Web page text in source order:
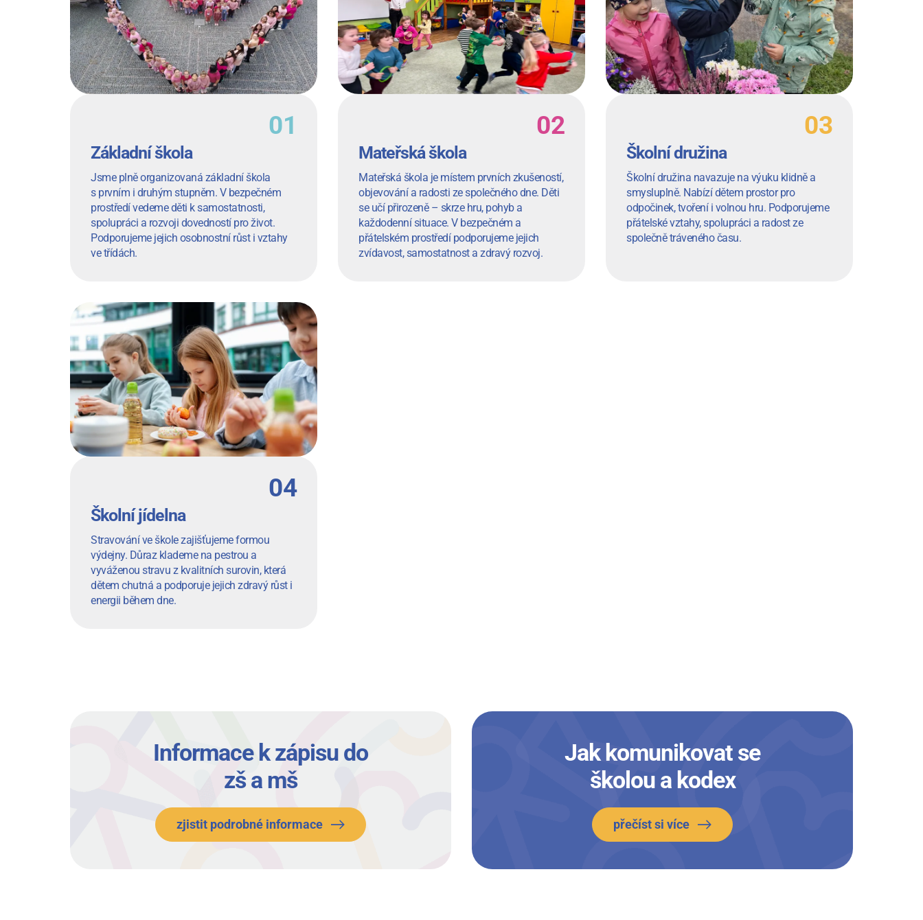
Základní škola
Jsme plně organizovaná základní škola
s prvním i druhým stupněm. V bezpečném
prostředí vedeme děti k samostatnosti,
spolupráci a rozvoji dovedností pro život.
Podporujeme jejich osobnostní růst i vztahy
ve třídách.
Mateřská škola
Mateřská škola je místem prvních zkušeností,
objevování a radosti ze společného dne. Děti
se učí přirozeně – skrze hru, pohyb a
každodenní situace. V bezpečném a
přátelském prostředí podporujeme jejich
zvídavost, samostatnost a zdravý rozvoj.
Školní družina
Školní družina navazuje na výuku klidně a
smysluplně. Nabízí dětem prostor pro
odpočinek, tvoření i volnou hru. Podporujeme
přátelské vztahy, spolupráci a radost ze
společně tráveného času.
Školní jídelna
Stravování ve škole zajišťujeme formou
výdejny. Důraz klademe na pestrou a
vyváženou stravu z kvalitních surovin, která
dětem chutná a podporuje jejich zdravý růst i
energii během dne.
Informace k zápisu do
zš a mš
zjistit podrobné informace
Jak komunikovat se
školou a kodex
přečíst si více